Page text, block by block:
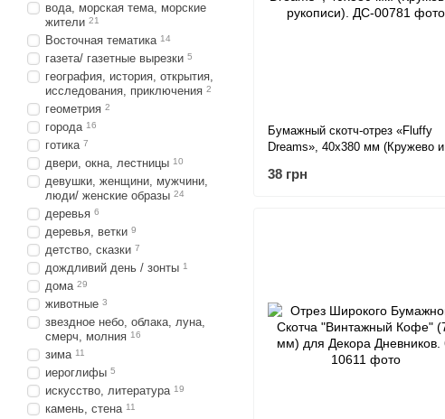
Бумажный скотч-отрез «Fluffy
Dreams», 40х380 мм (Кружево и
38 грн
вода, морская тема, морские
жители 21
Восточная тематика 14
газета/ газетные вырезки 5
география, история, открытия,
исследования, приключения 2
геометрия 2
города 16
готика 7
двери, окна, лестницы 10
девушки, женщини, мужчини,
люди/ женские образы 24
деревья 6
деревья, ветки 9
детство, сказки 7
дождливий день / зонты 1
дома 29
животные 3
звездное небо, облака, луна,
смерч, молния 16
зима 11
иероглифы 5
искусство, литература 19
камень, стена 11